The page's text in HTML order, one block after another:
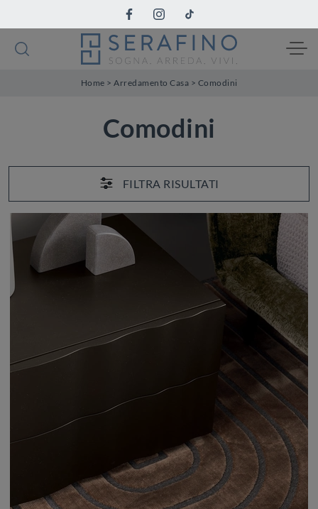
Home > Arredamento Casa > Comodini
Comodini
FILTRA RISULTATI